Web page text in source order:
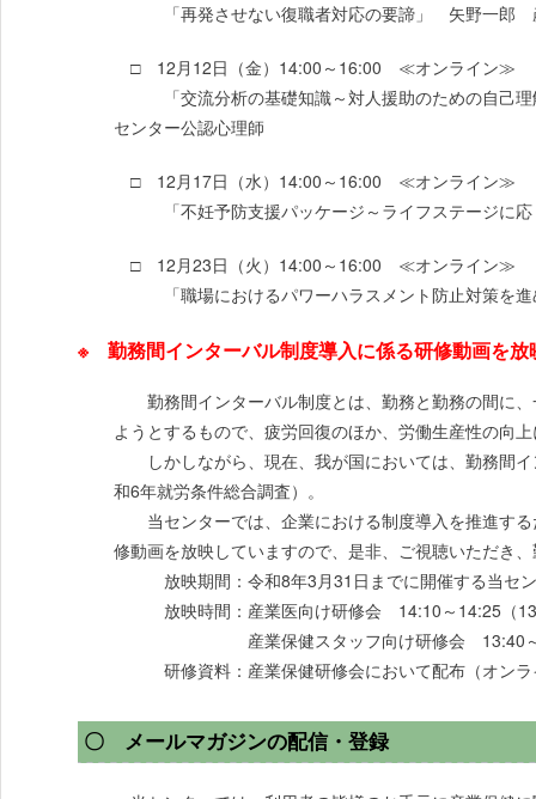
「再発させない復職者対応の要諦」 矢野一郎
□ 12月12日（金）14:00～16:00 ≪オンライン≫
「交流分析の基礎知識～対人援助のための自己理
センター公認心理師
□ 12月17日（水）14:00～16:00 ≪オンライン≫
「不妊予防支援パッケージ～ライフステージに応
□ 12月23日（火）14:00～16:00 ≪オンライン≫
「職場におけるパワーハラスメント防止対策を
※ 勤務間インターバル制度導入に係る研修動画を放
勤務間インターバル制度とは、勤務と勤務の間に、
ようとするもので、疲労回復のほか、労働生産性の向
しかしながら、現在、我が国においては、勤務間イ
和6年就労条件総合調査）。
当センターでは、企業における制度導入を推進する
修動画を放映していますので、是非、ご視聴いただき
放映期間：令和8年3月31日までに開催する当セン
放映時間：産業医向け研修会 14:10～14:25（
産業保健スタッフ向け研修会 13:40～
研修資料：産業保健研修会において配布（オンラ
〇 メールマガジンの配信・登録